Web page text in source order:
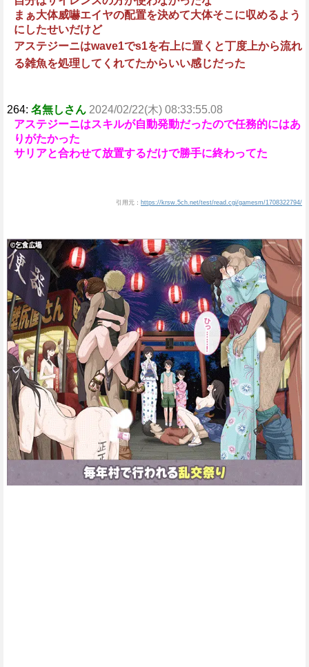
まぁ大体威嚇エイヤの配置を決めて大体そこに収めるよう
にしたせいだけど
アステジーニはwave1でs1を右上に置くと丁度上から流れ
る雑魚を処理してくれてたからいい感じだった
264: 名無しさん 2024/02/22(木) 08:33:55.08
アステジーニはスキルが自動発動だったので任務的にはあ
りがたかった
サリアと合わせて放置するだけで勝手に終わってた
引用元： https://krsw.5ch.net/test/read.cgi/gamesm/1708322794/